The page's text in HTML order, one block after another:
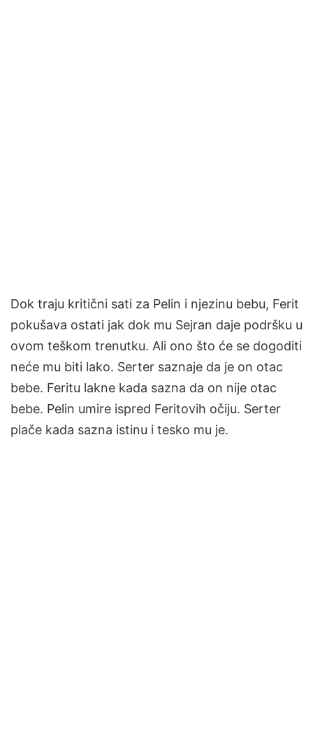
Dok traju kritični sati za Pelin i njezinu bebu, Ferit
pokušava ostati jak dok mu Sejran daje podršku u
ovom teškom trenutku. Ali ono što će se dogoditi
neće mu biti lako. Serter saznaje da je on otac
bebe. Feritu lakne kada sazna da on nije otac
bebe. Pelin umire ispred Feritovih očiju. Serter
plače kada sazna istinu i tesko mu je.